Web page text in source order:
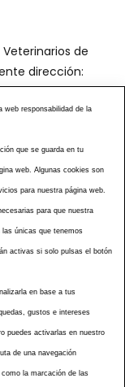
de
dirección:
NOTICIAS OCV
web responsabilidad de la
que se guarda en tu
web. Algunas cookies son
para nuestra página web.
para que nuestra
únicas que tenemos
activas si solo pulsas el botón
en base a tus
gustos e intereses
puedes activarlas en nuestro
de una navegación
la marcación de las